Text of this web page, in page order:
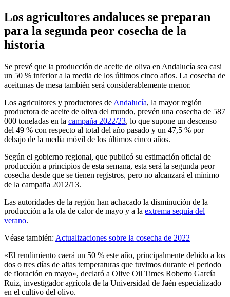
Los agricultores andaluces se preparan
para la segunda peor cosecha de la
historia
Se prevé que la producción de aceite de oliva en Andalucía sea casi
un 50 % inferior a la media de los últimos cinco años. La cosecha de
aceitunas de mesa también será considerablemente menor.
Los agricultores y productores de Andalucía, la mayor región
productora de aceite de oliva del mundo, prevén una cosecha de 587
000 toneladas en la campaña 2022/23, lo que supone un descenso
del 49 % con respecto al total del año pasado y un 47,5 % por
debajo de la media móvil de los últimos cinco años.
Según el gobierno regional, que publicó su estimación oficial de
producción a principios de esta semana, esta será la segunda peor
cosecha desde que se tienen registros, pero no alcanzará el mínimo
de la campaña 2012/13.
Las autoridades de la región han achacado la disminución de la
producción a la ola de calor de mayo y a la extrema sequía del
verano.
Véase también: Actualizaciones sobre la cosecha de 2022
«El rendimiento caerá un 50 % este año, principalmente debido a los
dos o tres días de altas temperaturas que tuvimos durante el periodo
de floración en mayo», declaró a Olive Oil Times Roberto García
Ruiz, investigador agrícola de la Universidad de Jaén especializado
en el cultivo del olivo.